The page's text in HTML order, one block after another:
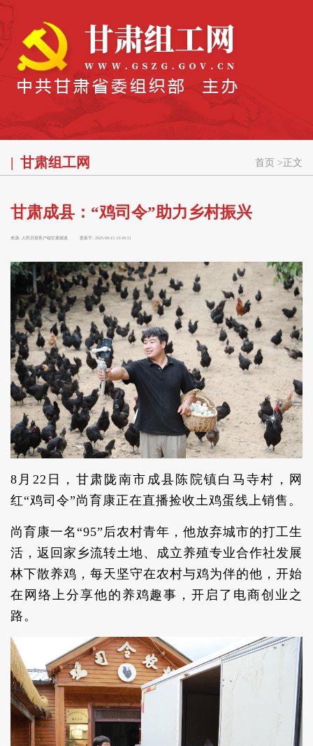
甘肃组工网 首页 > 正文
甘肃成县：“鸡司令”助力乡村振兴
来源: 人民日报客户端甘肃频道 更新于: 2025-09-15 13:45:51
8月22日，甘肃陇南市成县陈院镇白马寺村，网
红“鸡司令”尚育康正在直播捡收土鸡蛋线上销售。
尚育康一名“95”后农村青年，他放弃城市的打工生
活，返回家乡流转土地、成立养殖专业合作社发展
林下散养鸡，每天坚守在农村与鸡为伴的他，开始
在网络上分享他的养鸡趣事，开启了电商创业之
路。